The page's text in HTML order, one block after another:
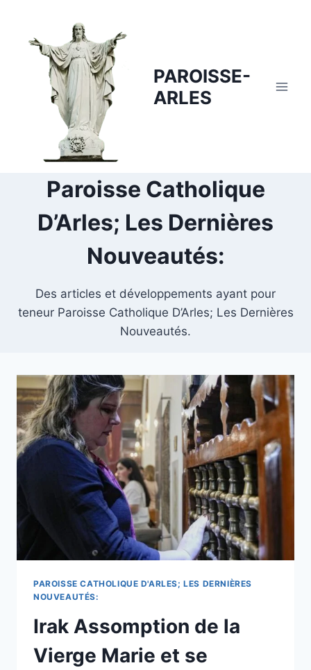
content
PAROISSE-
ARLES
Paroisse Catholique
D’Arles; Les Dernières
Nouveautés:
Des articles et développements ayant pour
teneur Paroisse Catholique D’Arles; Les Dernières
Nouveautés.
PAROISSE CATHOLIQUE D'ARLES; LES DERNIÈRES
NOUVEAUTÉS:
Irak Assomption de la
Vierge Marie et se